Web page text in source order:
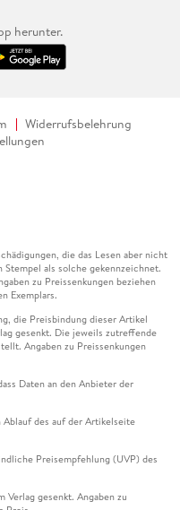
herunter.
Widerrufsbelehrung
die das Lesen aber nicht
als solche gekennzeichnet.
zu Preissenkungen beziehen
Exemplars.
die Preisbindung dieser Artikel
gesenkt. Die jeweils zutreffende
Angaben zu Preissenkungen
Daten an den Anbieter der
des auf der Artikelseite
Preisempfehlung (UVP) des
Verlag gesenkt. Angaben zu